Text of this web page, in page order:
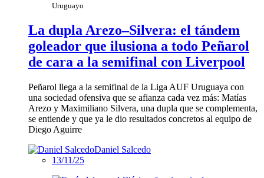
Uruguayo
La dupla Arezo–Silvera: el tándem
goleador que ilusiona a todo Peñarol
de cara a la semifinal con Liverpool
Peñarol llega a la semifinal de la Liga AUF Uruguaya con
una sociedad ofensiva que se afianza cada vez más: Matías
Arezo y Maximiliano Silvera, una dupla que se complementa,
se entiende y que ya le dio resultados concretos al equipo de
Diego Aguirre
Daniel Salcedo
13/11/25